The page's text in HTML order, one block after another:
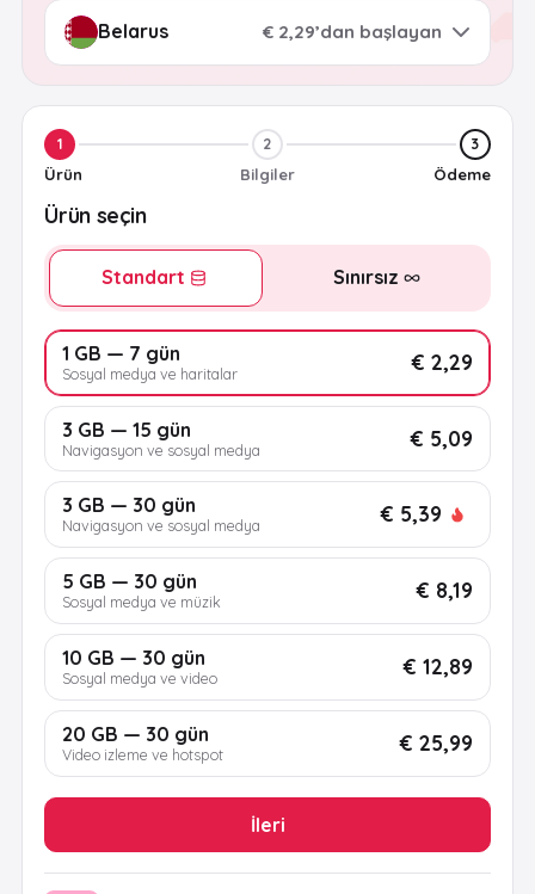
€ 2,29’dan başlayan
1
Ürün
2
Bilgiler
3
Ödeme
Ürün seçin
Standart Sınırsız
1 GB — 7 gün
Sosyal medya ve haritalar € 2,29
3 GB — 15 gün
Navigasyon ve sosyal medya € 5,09
3 GB — 30 gün
Navigasyon ve sosyal medya € 5,39
5 GB — 30 gün
Sosyal medya ve müzik € 8,19
10 GB — 30 gün
Sosyal medya ve video € 12,89
20 GB — 30 gün
Video izleme ve hotspot € 25,99
İleri